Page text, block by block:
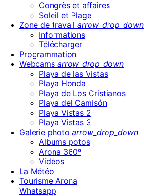
Congrès et affaires
Soleil et Plage
Zone de travail arrow_drop_down
Informations
Télécharger
Programmation
Webcams arrow_drop_down
Playa de las Vistas
Playa Honda
Playa de Los Cristianos
Playa del Camisón
Playa Vistas 2
Playa Vistas 3
Galerie photo arrow_drop_down
Albums potos
Arona 360º
Vidéos
La Météo
Tourisme Arona
Whatsapp